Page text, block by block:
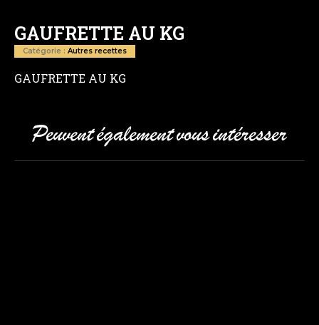
GAUFRETTE AU KG
Catégorie : Autres recettes
GAUFRETTE AU KG
Peuvent également vous intéresser